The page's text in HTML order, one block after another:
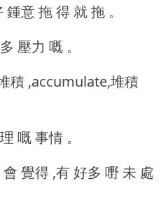
意 拖 得 就 拖 。
壓力 嘅 。
積 ,accumulate,堆積
嘅 事情 。
覺得 ,有 好多 嘢 未 處